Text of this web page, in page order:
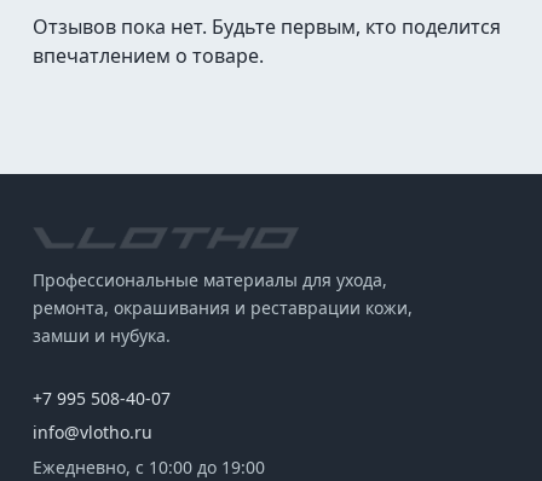
Отзывов пока нет. Будьте первым, кто поделится
впечатлением о товаре.
Профессиональные материалы для ухода,
ремонта, окрашивания и реставрации кожи,
замши и нубука.
+7 995 508-40-07
info@vlotho.ru
Ежедневно, с 10:00 до 19:00